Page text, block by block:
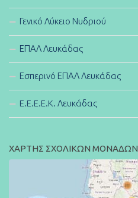
Γενικό Λύκειο Νυδριού
ΕΠΑΛ Λευκάδας
Εσπερινό ΕΠΑΛ Λευκάδας
E.E.E.E.K. Λευκάδας
ΧΑΡΤΗΣ ΣΧΟΛΙΚΩΝ ΜΟΝΑΔΩΝ